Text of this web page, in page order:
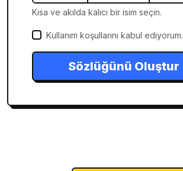
Kısa ve akılda kalıcı bir isim seçin.
Kullanım koşullarını kabul ediyorum.
Sözlüğünü Oluştur